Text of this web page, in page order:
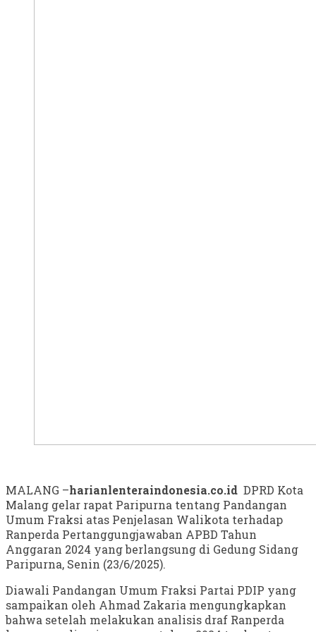
MALANG –harianlenteraindonesia.co.id DPRD Kota
Malang gelar rapat Paripurna tentang Pandangan
Umum Fraksi atas Penjelasan Walikota terhadap
Ranperda Pertanggungjawaban APBD Tahun
Anggaran 2024 yang berlangsung di Gedung Sidang
Paripurna, Senin (23/6/2025).
Diawali Pandangan Umum Fraksi Partai PDIP yang
sampaikan oleh Ahmad Zakaria mengungkapkan
bahwa setelah melakukan analisis draf Ranperda